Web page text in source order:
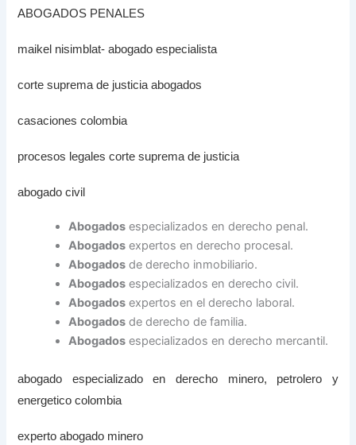
ABOGADOS PENALES
maikel nisimblat- abogado especialista
corte suprema de justicia abogados
casaciones colombia
procesos legales corte suprema de justicia
abogado civil
Abogados especializados en derecho penal.
Abogados expertos en derecho procesal.
Abogados de derecho inmobiliario.
Abogados especializados en derecho civil.
Abogados expertos en el derecho laboral.
Abogados de derecho de familia.
Abogados especializados en derecho mercantil.
abogado especializado en derecho minero, petrolero y
energetico colombia
experto abogado minero